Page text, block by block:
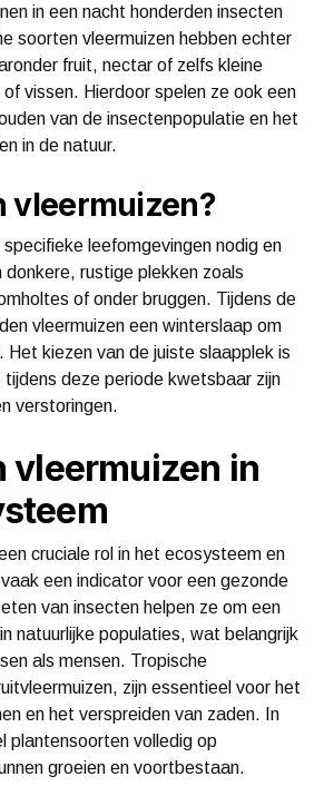
in een nacht honderden insecten
soorten vleermuizen hebben echter
fruit, nectar of zelfs kleine
vissen. Hierdoor spelen ze ook een
van de insectenpopulatie en het
in de natuur.
vleermuizen?
leefomgevingen nodig en
donkere, rustige plekken zoals
of onder bruggen. Tijdens de
vleermuizen een winterslaap om
Het kiezen van de juiste slaapplek is
deze periode kwetsbaar zijn
verstoringen.
vleermuizen in
cruciale rol in het ecosysteem en
een indicator voor een gezonde
van insecten helpen ze om een
natuurlijke populaties, wat belangrijk
als mensen. Tropische
zijn essentieel voor het
en het verspreiden van zaden. In
plantensoorten volledig op
groeien en voortbestaan.